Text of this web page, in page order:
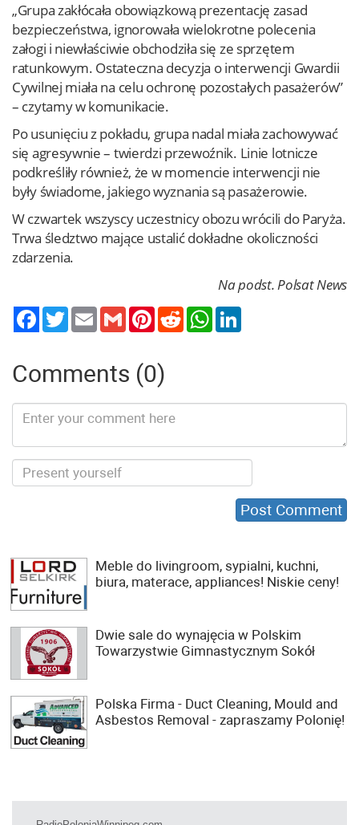
„Grupa zakłócała obowiązkową prezentację zasad
bezpieczeństwa, ignorowała wielokrotne polecenia
załogi i niewłaściwie obchodziła się ze sprzętem
ratunkowym. Ostateczna decyzja o interwencji Gwardii
Cywilnej miała na celu ochronę pozostałych pasażerów”
– czytamy w komunikacie.
Po usunięciu z pokładu, grupa nadal miała zachowywać
się agresywnie – twierdzi przewoźnik. Linie lotnicze
podkreśliły również, że w momencie interwencji nie
były świadome, jakiego wyznania są pasażerowie.
W czwartek wszyscy uczestnicy obozu wrócili do Paryża.
Trwa śledztwo mające ustalić dokładne okoliczności
zdarzenia.
Na podst. Polsat News
TwitterEmail Gmail PinterestReddit WhatsApp
Comments (0)
Meble do livingroom, sypialni, kuchni,
biura, materace, appliances! Niskie ceny!
Dwie sale do wynajęcia w Polskim
Towarzystwie Gimnastycznym Sokół
Polska Firma - Duct Cleaning, Mould and
Asbestos Removal - zapraszamy Polonię!